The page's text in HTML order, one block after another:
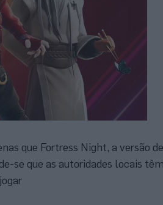
que Fortress Night, a versão de
se que as autoridades locais têm